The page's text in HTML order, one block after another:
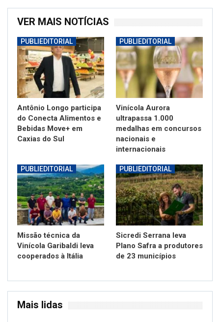
VER MAIS NOTÍCIAS
PUBLIEDITORIAL
Antônio Longo participa
do Conecta Alimentos e
Bebidas Move+ em
Caxias do Sul
PUBLIEDITORIAL
Vinícola Aurora
ultrapassa 1.000
medalhas em concursos
nacionais e
internacionais
PUBLIEDITORIAL
Missão técnica da
Vinícola Garibaldi leva
cooperados à Itália
PUBLIEDITORIAL
Sicredi Serrana leva
Plano Safra a produtores
de 23 municípios
Mais lidas